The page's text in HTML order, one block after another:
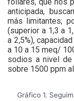
anticipada,
más limitantes;
(superior a 1,3 a
a 2,5%),
a 10 a 15 meq/
sodios a nivel
sobre 1500 ppm
Gráfico 1.